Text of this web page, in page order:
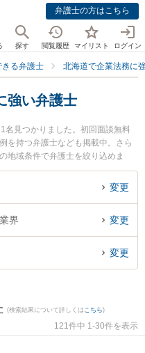
弁護士の方はこちら
探す 閲覧履歴 マイリスト ログイン
る弁護士 北海道で企業法務に
強い弁護士
名見つかりました。初回面談無料
を持つ弁護士なども掲載中。さら
地域条件で弁護士を絞り込めま
約書作成・リーガルチェック、雇
絞り込み検索もでき便利です。特
が注目されています。『北海道で
ブルを今すぐに弁護士に相談した
豊富な近くの弁護士を検索した
変更
界 変更
変更
(検索結果について詳しくは こちら)
121件中 1-30件を表示